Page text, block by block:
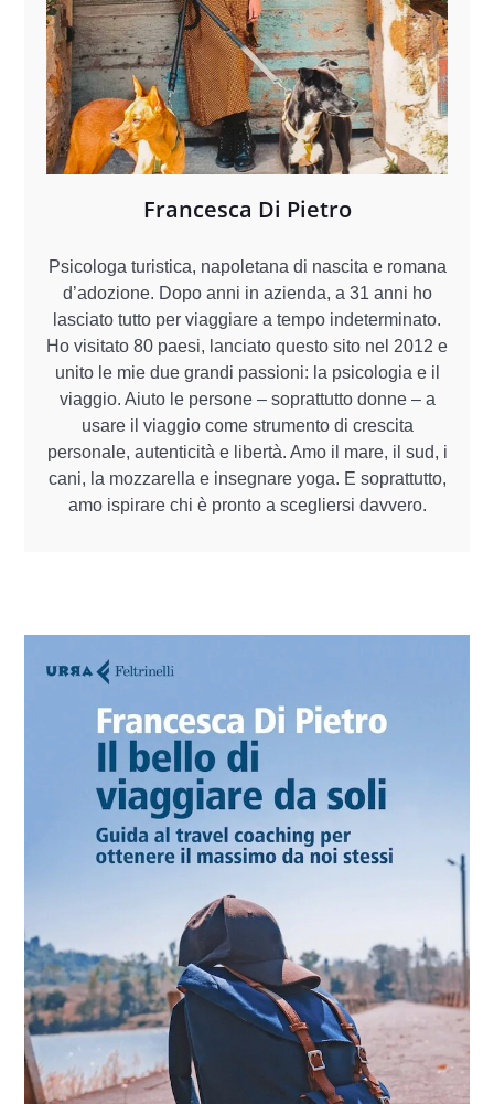
Francesca Di Pietro
Psicologa turistica, napoletana di nascita e romana
d’adozione. Dopo anni in azienda, a 31 anni ho
lasciato tutto per viaggiare a tempo indeterminato.
Ho visitato 80 paesi, lanciato questo sito nel 2012 e
unito le mie due grandi passioni: la psicologia e il
viaggio. Aiuto le persone – soprattutto donne – a
usare il viaggio come strumento di crescita
personale, autenticità e libertà. Amo il mare, il sud, i
cani, la mozzarella e insegnare yoga. E soprattutto,
amo ispirare chi è pronto a scegliersi davvero.